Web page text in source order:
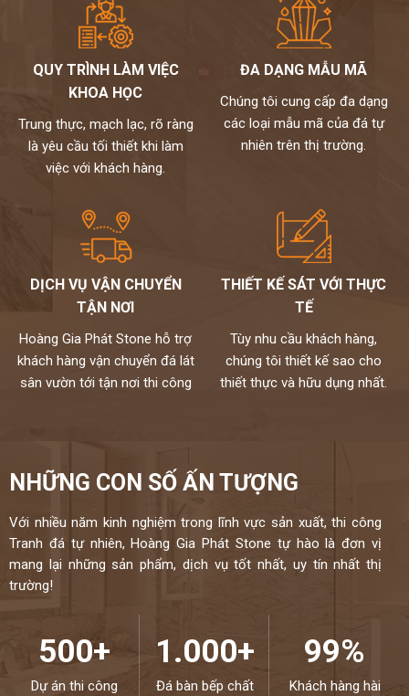
QUY TRÌNH LÀM VIỆC
KHOA HỌC
Trung thực, mạch lạc, rõ ràng
là yêu cầu tối thiết khi làm
việc với khách hàng.
ĐA DẠNG MẪU MÃ
Chúng tôi cung cấp đa dạng
các loại mẫu mã của đá tự
nhiên trên thị trường.
DỊCH VỤ VẬN CHUYỂN
TẬN NƠI
Hoàng Gia Phát Stone hỗ trợ
khách hàng vận chuyển đá lát
sân vườn tới tận nơi thi công
THIẾT KẾ SÁT VỚI THỰC
TẾ
Tùy nhu cầu khách hàng,
chúng tôi thiết kế sao cho
thiết thực và hữu dụng nhất.
NHỮNG CON SỐ ẤN TƯỢNG
Với nhiều năm kinh nghiệm trong lĩnh vực sản xuất, thi công
Tranh đá tự nhiên, Hoàng Gia Phát Stone tự hào là đơn vị
mang lại những sản phẩm, dịch vụ tốt nhất, uy tín nhất thị
trường!
500+
Dự án thi công
1.000+
Đá bàn bếp chất
99%
Khách hàng hài